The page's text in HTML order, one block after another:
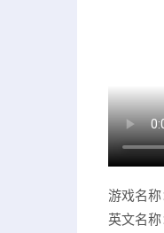
游戏名
英文名称